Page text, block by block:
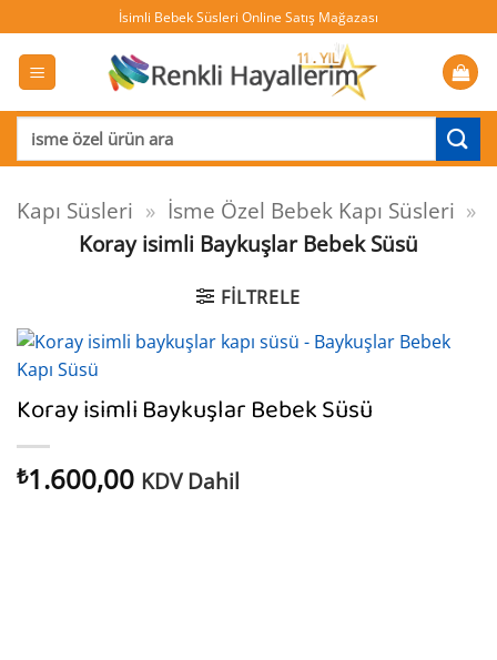
atla
İsimli Bebek Süsleri Online Satış Mağazası
Ara:
Kapı Süsleri » İsme Özel Bebek Kapı Süsleri »
Koray isimli Baykuşlar Bebek Süsü
FILTRELE
Koray isimli Baykuşlar Bebek Süsü
₺1.600,00 KDV Dahil